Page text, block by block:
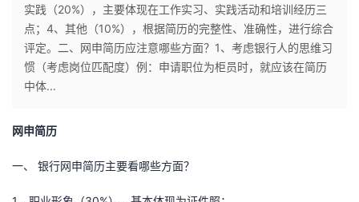
个
人
主
页
我
的
开
发
实践（20%），主要体现在工作实习、实践活动和培训经历三
点；4、其他（10%），根据简历的完整性、准确性，进行综合
评定。二、网申简历应注意哪些方面？1、考虑银行人的思维习
惯（考虑岗位匹配度）例：申请职位为柜员时，就应该在简历
中体...
网申简历
一、 银行网申简历主要看哪些方面？